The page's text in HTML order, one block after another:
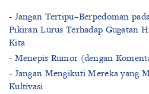
- Jangan Tertipu–Berpedoman
Pikiran Lurus Terhadap Gugatan
Kita
- Menepis Rumor (dengan
- Jangan Mengikuti Mereka yang
Kultivasi